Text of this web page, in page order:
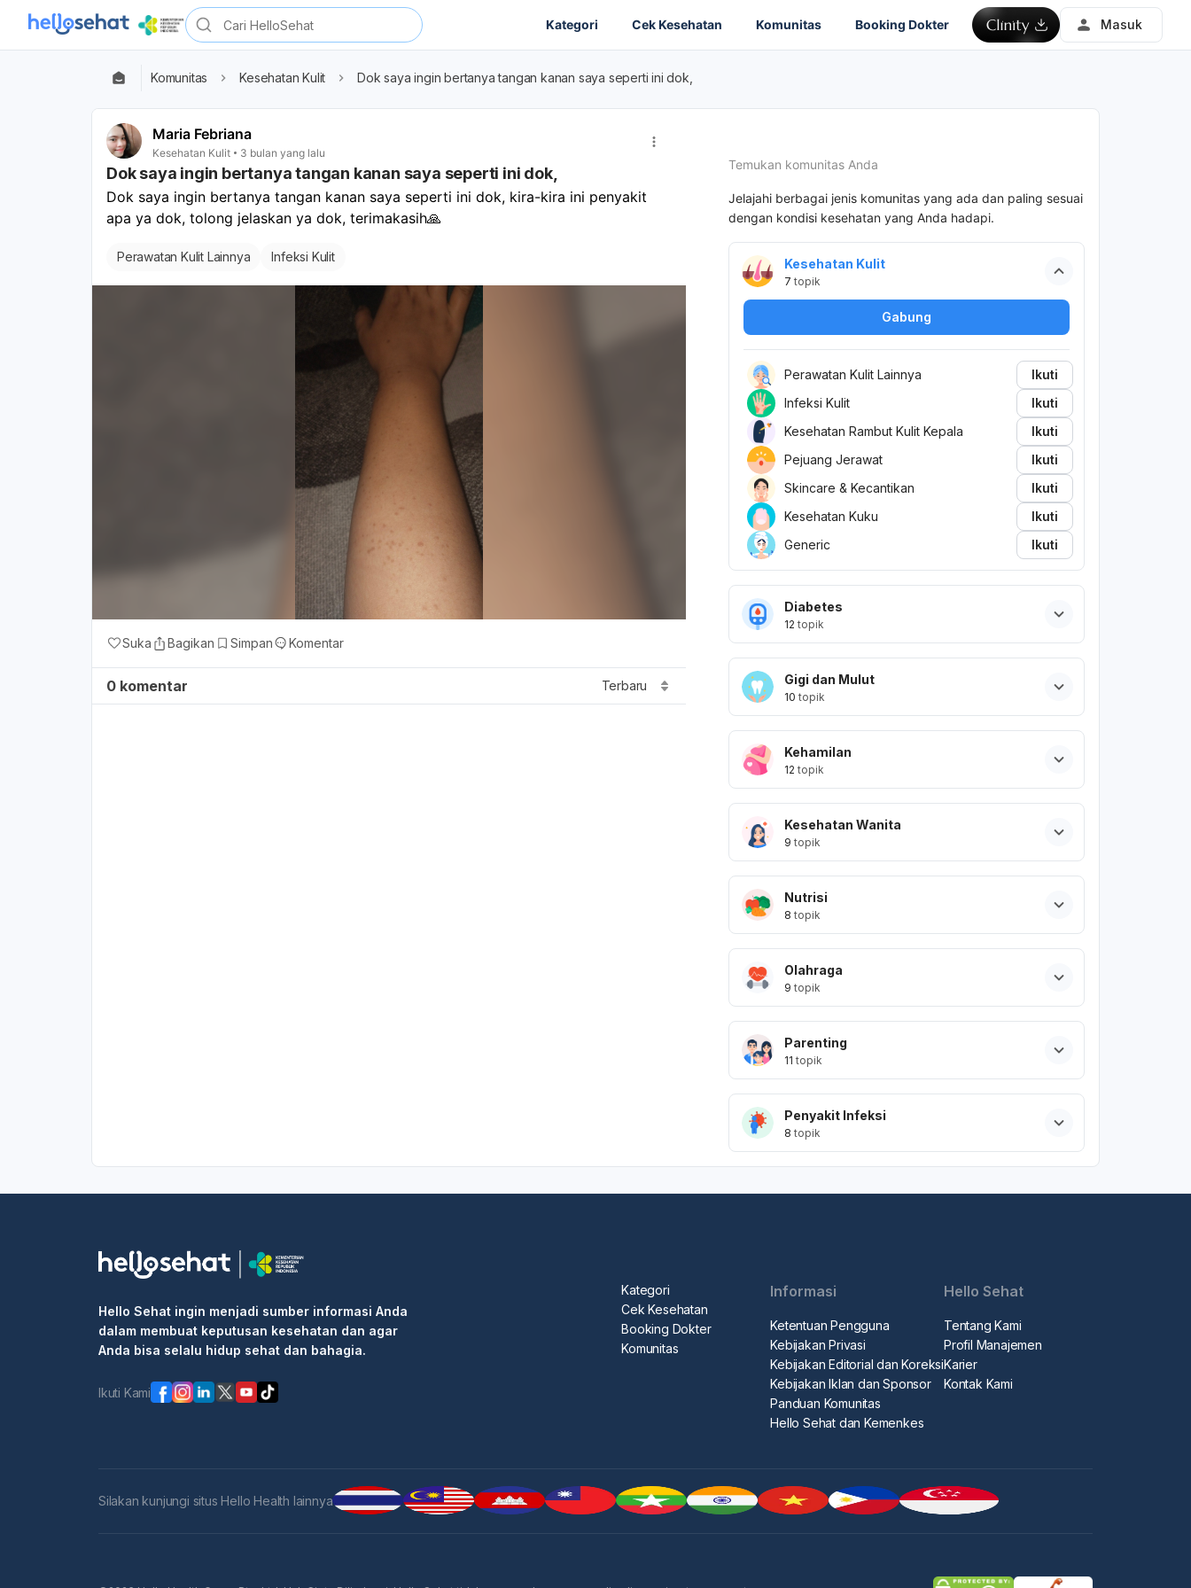
Kategori Cek Kesehatan Komunitas Booking Dokter Masuk
Komunitas Kesehatan Kulit Dok saya ingin bertanya tangan kanan saya seperti ini dok,
Maria Febriana
Kesehatan Kulit 3 bulan yang lalu
Dok saya ingin bertanya tangan kanan saya seperti ini dok,
Dok saya ingin bertanya tangan kanan saya seperti ini dok, kira-kira ini penyakit
apa ya dok, tolong jelaskan ya dok, terimakasih🙏
Perawatan Kulit Lainnya Infeksi Kulit
Suka Bagikan Simpan Komentar
0 komentar Terbaru
Temukan komunitas Anda
Jelajahi berbagai jenis komunitas yang ada dan paling sesuai
dengan kondisi kesehatan yang Anda hadapi.
Kesehatan Kulit
7 topik
Gabung
Perawatan Kulit Lainnya
Ikuti
Infeksi Kulit
Ikuti
Kesehatan Rambut Kulit Kepala
Ikuti
Pejuang Jerawat
Ikuti
Skincare & Kecantikan
Ikuti
Kesehatan Kuku
Ikuti
Generic
Ikuti
Diabetes
12 topik
Gigi dan Mulut
10 topik
Kehamilan
12 topik
Kesehatan Wanita
9 topik
Nutrisi
8 topik
Olahraga
9 topik
Parenting
11 topik
Penyakit Infeksi
8 topik
Hello Sehat ingin menjadi sumber informasi Anda
dalam membuat keputusan kesehatan dan agar
Anda bisa selalu hidup sehat dan bahagia.
Ikuti Kami
Kategori
Cek Kesehatan
Booking Dokter
Komunitas
Informasi
Ketentuan Pengguna
Kebijakan Privasi
Kebijakan Editorial dan Koreksi
Kebijakan Iklan dan Sponsor
Panduan Komunitas
Hello Sehat dan Kemenkes
Hello Sehat
Tentang Kami
Profil Manajemen
Karier
Kontak Kami
Silakan kunjungi situs Hello Health lainnya